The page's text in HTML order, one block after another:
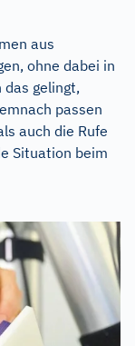
aus
ohne dabei in
das gelingt,
passen
auch die Rufe
Situation beim